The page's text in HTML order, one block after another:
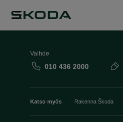
Vaihde
010 436 2000
Katso myös Rakenna Škoda